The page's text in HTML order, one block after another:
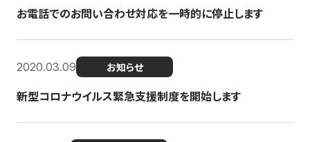
お電話でのお問い合わせ対応を一時的に停止します
2020.03.09 お知らせ
新型コロナウイルス緊急支援制度を開始します